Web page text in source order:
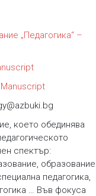
„Педагогика“ –
което обединява
спектър:
образование
педагогика,
… Във фокуса